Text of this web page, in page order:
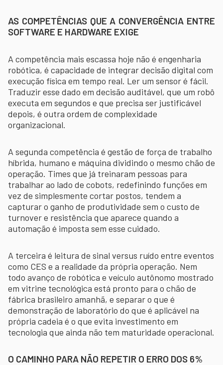
AS COMPETÊNCIAS QUE A CONVERGÊNCIA ENTRE
SOFTWARE E HARDWARE EXIGE
A competência mais escassa hoje não é engenharia
robótica, é capacidade de integrar decisão digital com
execução física em tempo real. Ler um sensor é fácil.
Traduzir esse dado em decisão auditável, que um robô
executa em segundos e que precisa ser justificável
depois, é outra ordem de complexidade
organizacional.
A segunda competência é gestão de força de trabalho
híbrida, humano e máquina dividindo o mesmo chão de
operação. Times que já treinaram pessoas para
trabalhar ao lado de cobots, redefinindo funções em
vez de simplesmente cortar postos, tendem a
capturar o ganho de produtividade sem o custo de
turnover e resistência que aparece quando a
automação é imposta sem esse cuidado.
A terceira é leitura de sinal versus ruído entre eventos
como CES e a realidade da própria operação. Nem
todo avanço de robótica e veículo autônomo mostrado
em vitrine tecnológica está pronto para o chão de
fábrica brasileiro amanhã, e separar o que é
demonstração de laboratório do que é aplicável na
própria cadeia é o que evita investimento em
tecnologia que ainda não tem maturidade operacional.
O CAMINHO PARA NÃO REPETIR O ERRO DOS 6%